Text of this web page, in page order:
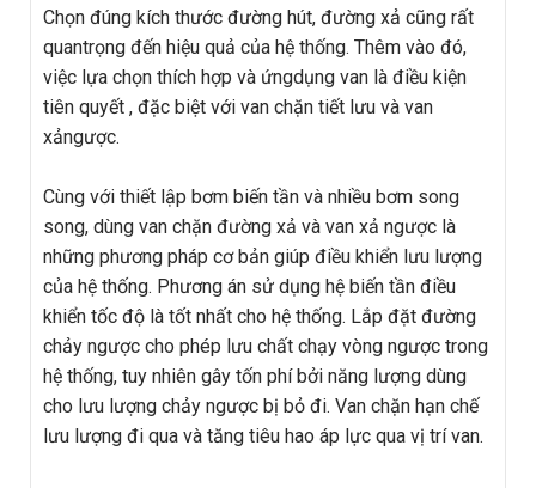
Chọn đúng kích thước đường hút, đường xả cũng rất
quantrọng đến hiệu quả của hệ thống. Thêm vào đó,
việc lựa chọn thích hợp và ứngdụng van là điều kiện
tiên quyết , đặc biệt với van chặn tiết lưu và van
xảngược.
Cùng với thiết lập bơm biến tần và nhiều bơm song
song, dùng van chặn đường xả và van xả ngược là
những phương pháp cơ bản giúp điều khiển lưu lượng
của hệ thống. Phương án sử dụng hệ biến tần điều
khiển tốc độ là tốt nhất cho hệ thống. Lắp đặt đường
chảy ngược cho phép lưu chất chạy vòng ngược trong
hệ thống, tuy nhiên gây tốn phí bởi năng lượng dùng
cho lưu lượng chảy ngược bị bỏ đi. Van chặn hạn chế
lưu lượng đi qua và tăng tiêu hao áp lực qua vị trí van.